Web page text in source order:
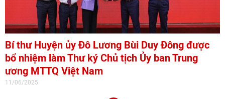
Bí thư Huyện ủy Đô Lương Bùi Duy Đông được
bổ nhiệm làm Thư ký Chủ tịch Ủy ban Trung
ương MTTQ Việt Nam
11/06/2025